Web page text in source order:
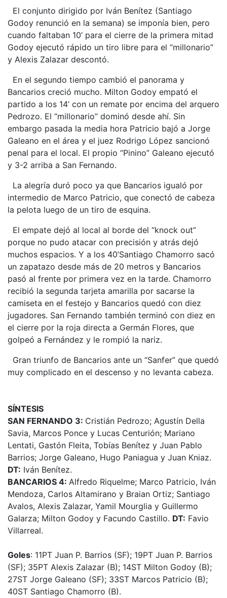
El conjunto dirigido por Iván Benítez (Santiago
Godoy renunció en la semana) se imponía bien, pero
cuando faltaban 10’ para el cierre de la primera mitad
Godoy ejecutó rápido un tiro libre para el “millonario”
y Alexis Zalazar descontó.
En el segundo tiempo cambió el panorama y
Bancarios creció mucho. Milton Godoy empató el
partido a los 14’ con un remate por encima del arquero
Pedrozo. El “millonario” dominó desde ahí. Sin
embargo pasada la media hora Patricio bajó a Jorge
Galeano en el área y el juez Rodrigo López sancionó
penal para el local. El propio “Pinino” Galeano ejecutó
y 3-2 arriba a San Fernando.
La alegría duró poco ya que Bancarios igualó por
intermedio de Marco Patricio, que conectó de cabeza
la pelota luego de un tiro de esquina.
El empate dejó al local al borde del “knock out”
porque no pudo atacar con precisión y atrás dejó
muchos espacios. Y a los 40’Santiago Chamorro sacó
un zapatazo desde más de 20 metros y Bancarios
pasó al frente por primera vez en la tarde. Chamorro
recibió la segunda tarjeta amarilla por sacarse la
camiseta en el festejo y Bancarios quedó con diez
jugadores. San Fernando también terminó con diez en
el cierre por la roja directa a Germán Flores, que
golpeó a Fernández y le rompió la nariz.
Gran triunfo de Bancarios ante un “Sanfer” que quedó
muy complicado en el descenso y no levanta cabeza.
SÍNTESIS
SAN FERNANDO 3: Cristián Pedrozo; Agustín Della
Savia, Marcos Ponce y Lucas Centurión; Mariano
Lentati, Gastón Fleita, Tobías Benítez y Juan Pablo
Barrios; Jorge Galeano, Hugo Paniagua y Juan Kniaz.
DT: Iván Benítez.
BANCARIOS 4: Alfredo Riquelme; Marco Patricio, Iván
Mendoza, Carlos Altamirano y Braian Ortiz; Santiago
Avalos, Alexis Zalazar, Yamil Mourglia y Guillermo
Galarza; Milton Godoy y Facundo Castillo. DT: Favio
Villarreal.
Goles: 11PT Juan P. Barrios (SF); 19PT Juan P. Barrios
(SF); 35PT Alexis Zalazar (B); 14ST Milton Godoy (B);
27ST Jorge Galeano (SF); 33ST Marcos Patricio (B);
40ST Santiago Chamorro (B).